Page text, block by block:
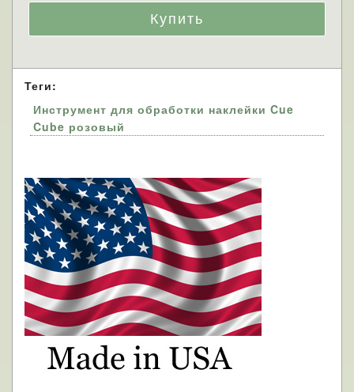
Теги:
Инструмент для обработки наклейки Cue
Cube розовый